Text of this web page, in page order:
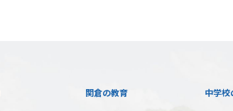
関倉の教育 中学校